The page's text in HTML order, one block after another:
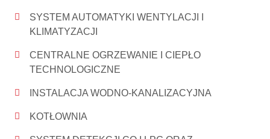
SYSTEM AUTOMATYKI WENTYLACJI I
KLIMATYZACJI
CENTRALNE OGRZEWANIE I CIEPŁO
TECHNOLOGICZNE
INSTALACJA WODNO-KANALIZACYJNA
KOTŁOWNIA